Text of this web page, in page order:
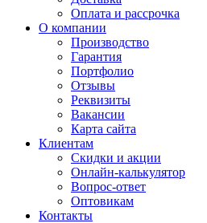
Оплата и рассрочка
О компании
Производство
Гарантия
Портфолио
Отзывы
Реквизиты
Вакансии
Карта сайта
Клиентам
Скидки и акции
Онлайн-калькулятор
Вопрос-ответ
Оптовикам
Контакты